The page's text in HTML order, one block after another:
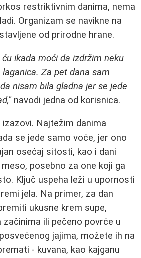
restriktivnim danima, nema
Organizam se navikne na
od prirodne hrane.
ikada moći da izdržim neku
Za pet dana sam
nisam bila gladna jer se jede
navodi jedna od korisnica.
Najtežim danima
se jede samo voće, jer ono
osećaj sitosti, kao i dani
posebno za one koji ga
Ključ uspeha leži u upornosti
jela. Na primer, za dan
ukusne krem supe,
ili pečeno povrće u
jajima, možete ih na
- kuvana, kao kajganu